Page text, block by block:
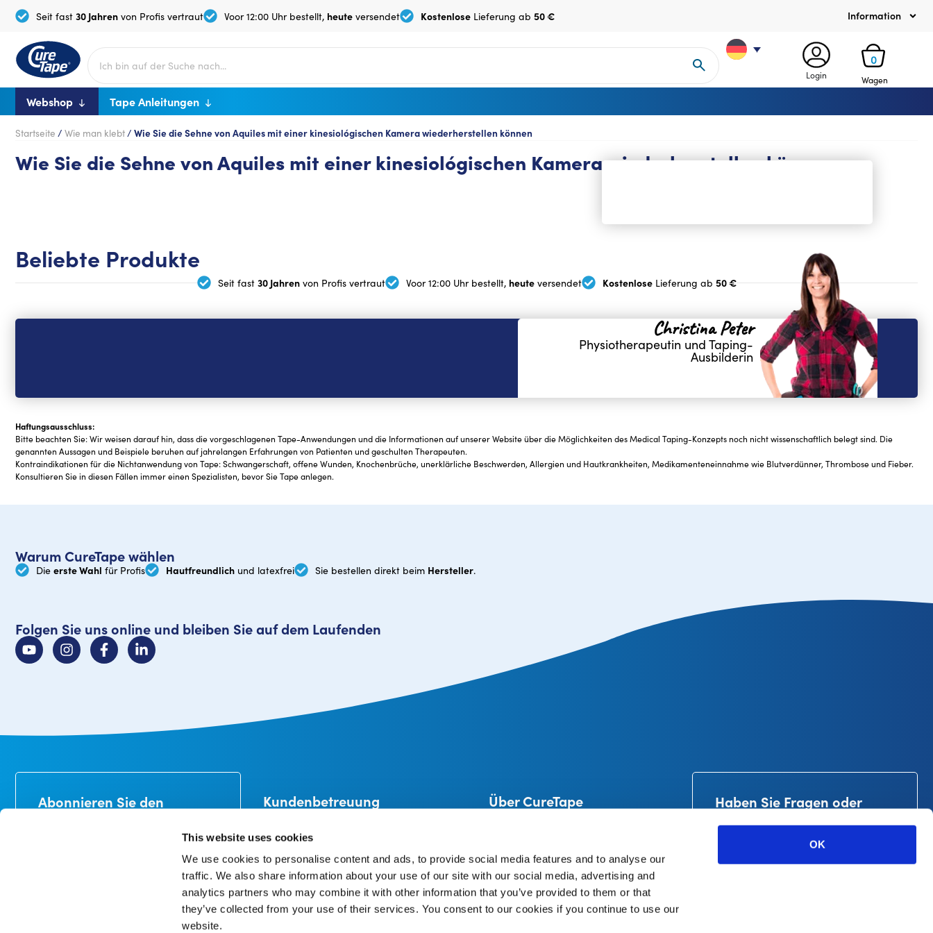
This website uses cookies
We use cookies to personalise content and ads, to provide social media features and to analyse our
traffic. We also share information about your use of our site with our social media, advertising and
analytics partners who may combine it with other information that you’ve provided to them or that
they’ve collected from your use of their services. You consent to our cookies if you continue to use our
website.
OK
Seit fast 30 Jahren von Profis vertraut Voor 12:00 Uhr bestellt, heute versendet Kostenlose Lieferung ab 50 € Information
Login
0
Wagen
Webshop Tape Anleitungen
Startseite / Wie man klebt/ Wie Sie die Sehne von Aquiles mit einer kinesiológischen Kamera wiederherstellen können
Wie Sie die Sehne von Aquiles mit einer kinesiológischen Kamera wiederherstellen können
Beliebte Produkte
Seit fast 30 Jahrenvon Profis vertraut Voor 12:00 Uhr bestellt, heuteversendet KostenloseLieferung ab 50 €
Christina Peter
Physiotherapeutin und Taping-
Ausbilderin
Haftungsausschluss:
Bitte beachten Sie: Wir weisen darauf hin, dass die vorgeschlagenen Tape-Anwendungen und die Informationen auf unserer Website über die Möglichkeiten des Medical Taping-Konzepts noch nicht wissenschaftlich belegt sind. Die
genannten Aussagen und Beispiele beruhen auf jahrelangen Erfahrungen von Patienten und geschulten Therapeuten.
Kontraindikationen für die Nichtanwendung von Tape: Schwangerschaft, offene Wunden, Knochenbrüche, unerklärliche Beschwerden, Allergien und Hautkrankheiten, Medikamenteneinnahme wie Blutverdünner, Thrombose und Fieber.
Konsultieren Sie in diesen Fällen immer einen Spezialisten, bevor Sie Tape anlegen.
Warum CureTape wählen
Die erste Wahl für Profis Hautfreundlich und latexfrei Sie bestellen direkt beim Hersteller.
Folgen Sie uns online und bleiben Sie auf dem Laufenden
Abonnieren Sie den
Newsletter
Erhalten Sie 10% Rabatt auf Ihre
Kundenbetreuung
Zahlung
Kundenbetreuung
Mein Konto
Über CureTape
Eine Marke von THYSOL Group B.V.
Josink Kolkweg 18
7545 PR Enschede
The Netherlands
Haben Sie Fragen oder
brauchen Sie Hilfe?